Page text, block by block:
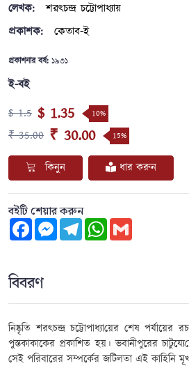
লেখক:
শরৎচন্দ্র চট্টোপাধ্যায়
প্রকাশক:
কেতাব-ই
প্রকাশনার বর্ষ: ১৯৩১
ই-বই
$ 1.5 $ 1.35 10%
₹ 35.00 ₹ 30.00 15%
কিনুন ধার করুন
বইটি শেয়ার করুন
FacebookMessengerTelegramWhatsApp
বিবরণ
নিষ্কৃতিশরৎচন্দ্র চট্টোপাধ্যায়ের শেষ পর্যায়ের
পুস্তকাকাকের প্রকাশিত হয়।ভবানীপুরের চাটুয্যে
সেই পরিবারের সম্পর্কের জটিলতা এই কাহিনি